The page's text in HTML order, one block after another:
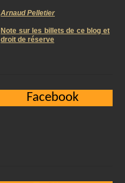
Arnaud Pelletier
Note sur les billets de ce blog et
droit de réserve
Facebook